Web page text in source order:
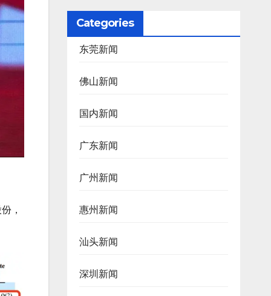
，
Categories
东莞新闻
佛山新闻
国内新闻
广东新闻
广州新闻
惠州新闻
汕头新闻
深圳新闻